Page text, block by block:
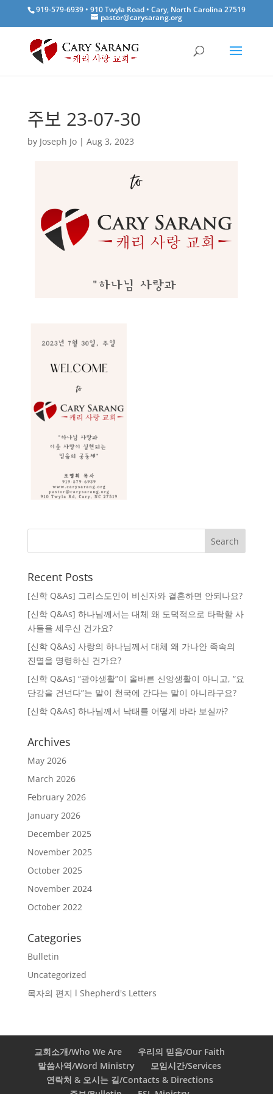
919-579-6939 • 910 Twyla Road • Cary, North Carolina 27519
pastor@carysarang.org
주보 23-07-30
by Joseph Jo| Aug 3, 2023
Recent Posts
[신학 Q&As] 그리스도인이 비신자와 결혼하면 안되나요?
[신학 Q&As] 하나님께서는 대체 왜 도덕적으로 타락할 사
사들을 세우신 건가요?
[신학 Q&As] 사랑의 하나님께서 대체 왜 가나안 족속의
진멸을 명령하신 건가요?
[신학 Q&As] “광야생활”이 올바른 신앙생활이 아니고, “요
단강을 건넌다”는 말이 천국에 간다는 말이 아니라구요?
[신학 Q&As] 하나님께서 낙태를 어떻게 바라 보실까?
Archives
May 2026
March 2026
February 2026
January 2026
December 2025
November 2025
October 2025
November 2024
October 2022
Categories
Bulletin
Uncategorized
목자의 편지 l Shepherd's Letters
교회소개/Who We Are
우리의 믿음/Our Faith
말씀사역/Word Ministry
모임시간/Services
연락처 & 오시는 길/Contacts & Directions